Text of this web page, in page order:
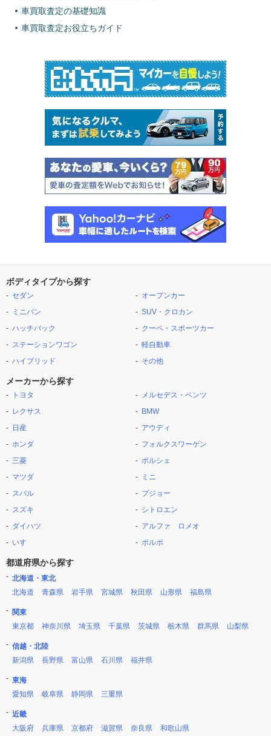
車買取査定の基礎知識
車買取査定お役立ちガイド
ボディタイプから探す
セダン
ミニバン
ハッチバック
ステーションワゴン
ハイブリッド
オープンカー
SUV・クロカン
クーペ・スポーツカー
軽自動車
その他
メーカーから探す
トヨタ
レクサス
日産
ホンダ
三菱
マツダ
スバル
スズキ
ダイハツ
いすゞ
メルセデス・ベンツ
BMW
アウディ
フォルクスワーゲン
ポルシェ
ミニ
プジョー
シトロエン
アルファ ロメオ
ボルボ
都道府県から探す
北海道・東北
北海道
青森県 岩手県 宮城県 秋田県 山形県 福島県
関東
東京都
神奈川県 埼玉県 千葉県 茨城県 栃木県 群馬県 山梨県
信越・北陸
新潟県
長野県 富山県 石川県 福井県
東海
愛知県
岐阜県 静岡県 三重県
近畿
大阪府
兵庫県 京都府 滋賀県 奈良県 和歌山県